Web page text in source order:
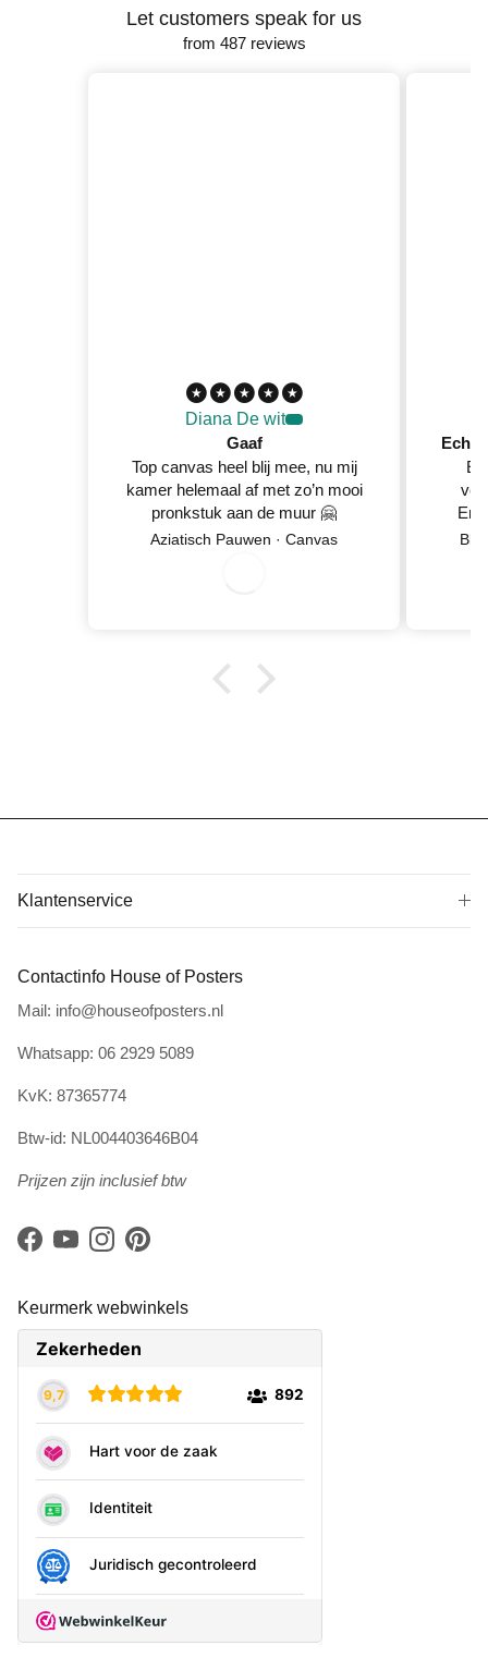
Let customers speak for us
from 487 reviews
Diana De wit
Gaaf
Top canvas heel blij mee, nu mij
kamer helemaal af met zo’n mooi
pronkstuk aan de muur 🤗
Aziatisch Pauwen · Canvas
En
Klantenservice
Contactinfo House of Posters
Mail: info@houseofposters.nl
Whatsapp: 06 2929 5089
KvK: 87365774
Btw-id: NL004403646B04
Prijzen zijn inclusief btw
Facebook
YouTubeInstagramPinterest
Keurmerk webwinkels